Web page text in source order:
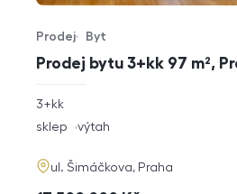
Prodej bytu 3+kk 97 m²,
Typ nabídky
Prodej
Typ nemovitosti
Byt
rozměry
dispozice
3+kk
funkce
sklep výtah
adresa
ul. Šimáčkova, Praha